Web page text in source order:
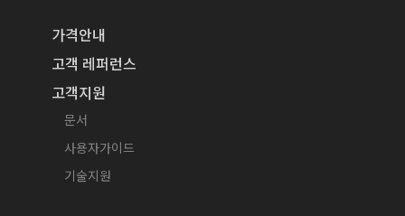
가격안내
고객 레퍼런스
고객지원
문서
사용자가이드
기술지원